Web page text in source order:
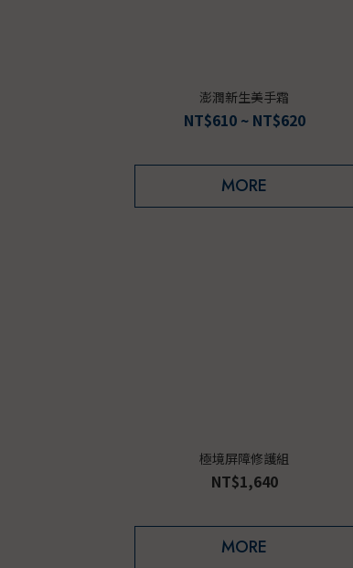
澎潤新生美手霜
NT$610 ~ NT$620
MORE
極境屏障修護組
NT$1,640
MORE